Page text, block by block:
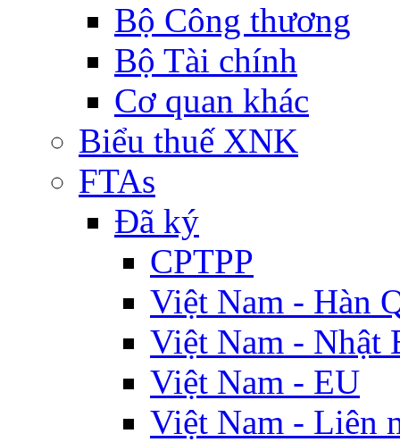
Bộ Công thương
Bộ Tài chính
Cơ quan khác
Biểu thuế XNK
FTAs
Đã ký
CPTPP
Việt Nam - Hàn
Việt Nam - Nhật
Việt Nam - EU
Việt Nam - Liên